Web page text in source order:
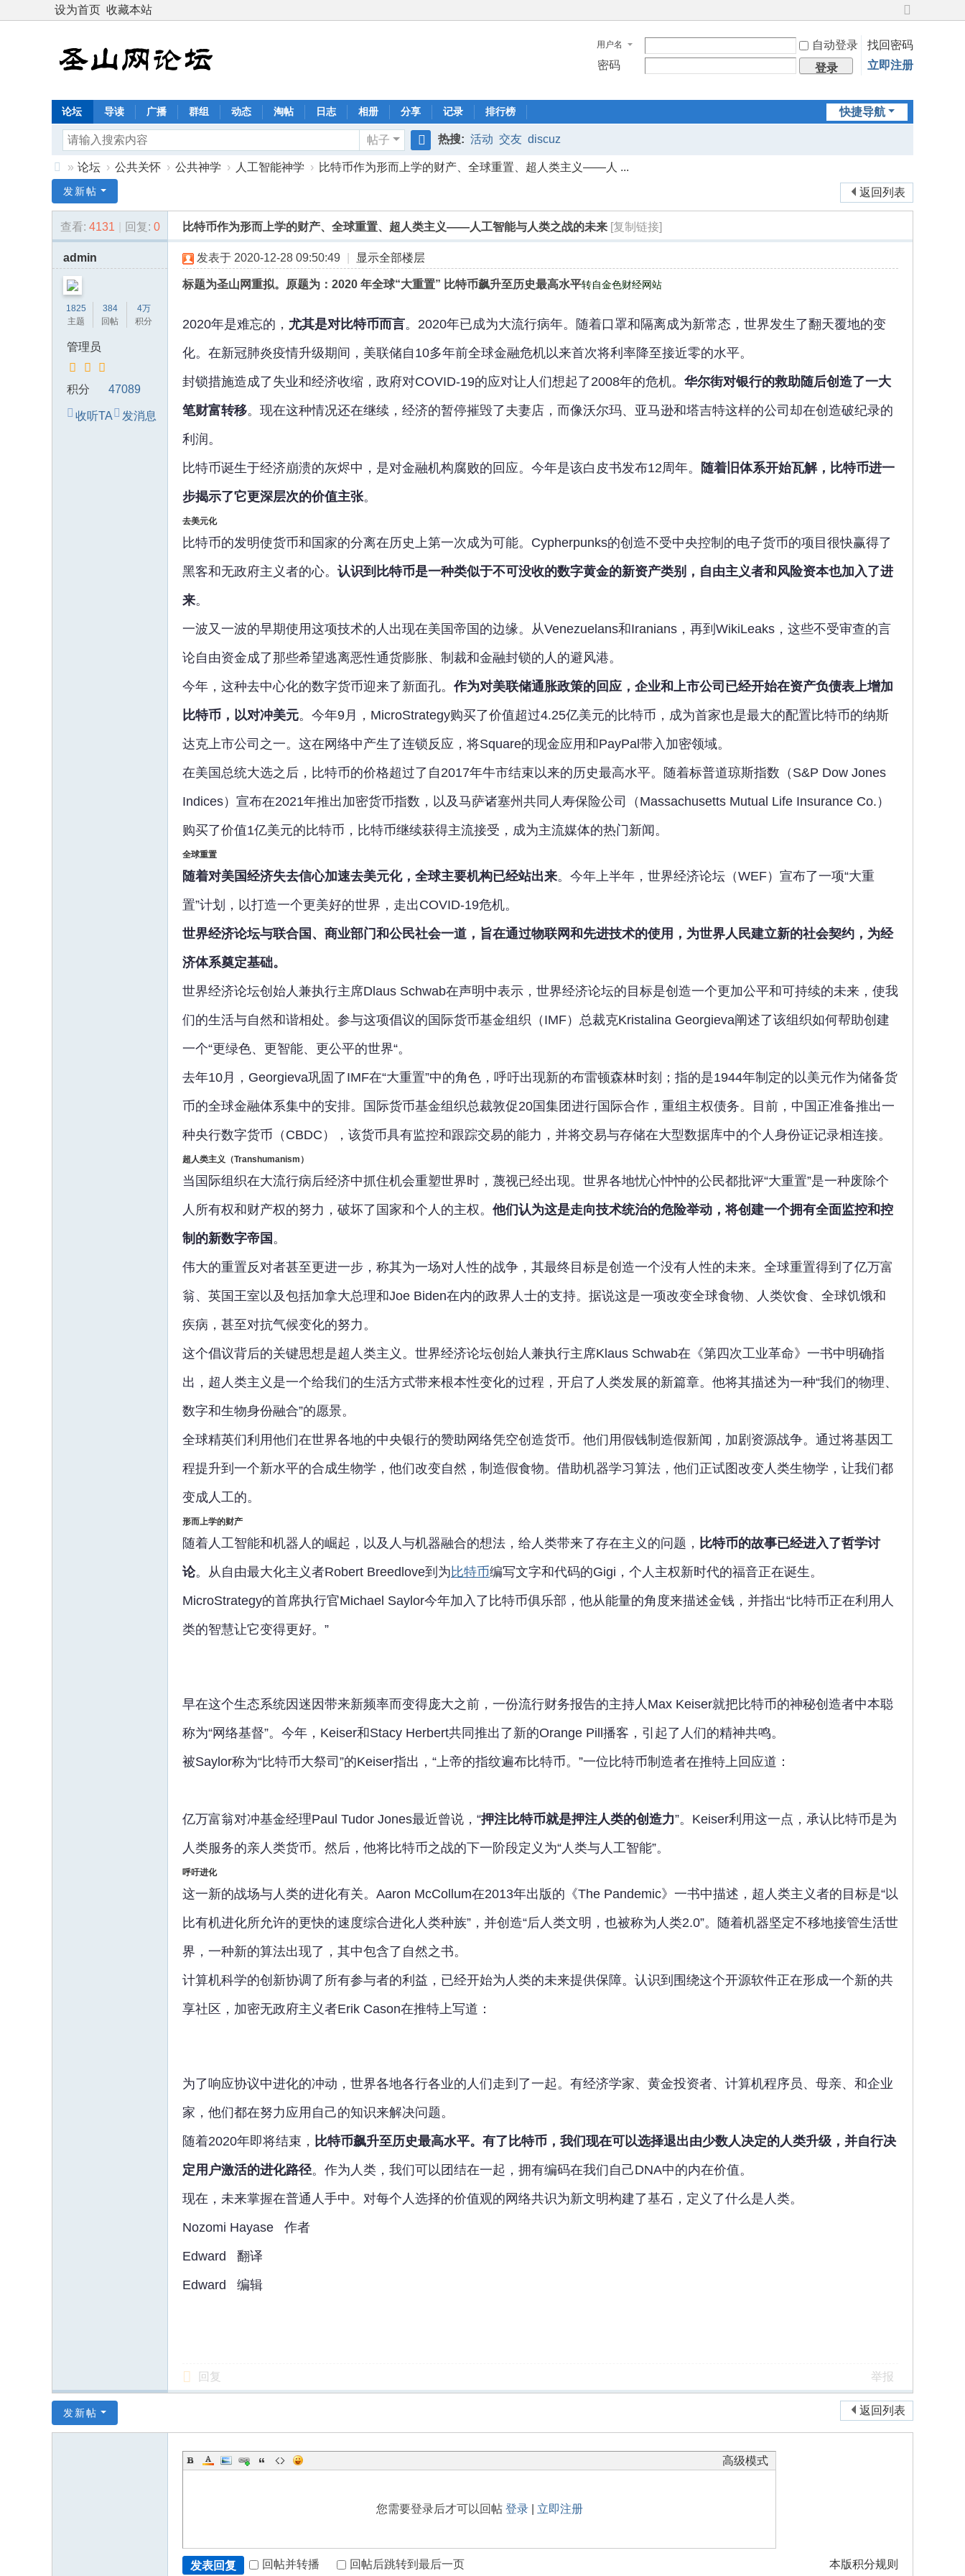
设为首页 收藏本站
切
换
到
宽
版
用户名 自动登录
找回密码
密码
登录 立即注册
快捷导航
论坛 导读 广播 群组 动态 淘帖 日志 相册 分享 记录 排行榜
帖子
搜
热搜: 活动 交友 discuz
山
网
坛
» 论坛 › 公共关怀 › 公共神学 › 人工智能神学 › 比特币作为形而上学的财产、全球重置、超人类主义——人 ...
返回列表
发新帖
查看: 4131 回复: 0 比特币作为形而上学的财产、全球重置、超人类主义——人工智能与人类之战的未来 [复制链接]
admin
1825
主题
384
回帖
4万
积分
管理员
积分 47089
收听TA 发消息
发表于 2020-12-28 09:50:49 显示全部楼层
标题为圣山网重拟。 原题为：2020 年全球“大重置” 比特币飙升至历史最高水平转自金色财经网站
2020年是难忘的， 尤其是对比特币而言。2020年已成为大流行病年。随着口罩和隔离成为新常态，世界发生了翻天覆地的变
化。在新冠肺炎疫情升级期间，美联储自10多年前全球金融危机以来首次将利率降至接近零的水平。
封锁措施造成了失业和经济收缩，政府对COVID-19的应对让人们想起了2008年的危机。 华尔街对银行的救助随后创造了一大
笔财富转移。现在这种情况还在继续，经济的暂停摧毁了夫妻店，而像沃尔玛、亚马逊和塔吉特这样的公司却在创造破纪录的
利润。
比特币诞生于经济崩溃的灰烬中，是对金融机构腐败的回应。今年是该白皮书发布12周年。 随着旧体系开始瓦解，比特币进一
步揭示了它更深层次的价值主张。
去美元化
比特币的发明使货币和国家的分离在历史上第一次成为可能。Cypherpunks的创造不受中央控制的电子货币的项目很快赢得了
黑客和无政府主义者的心。 认识到比特币是一种类似于不可没收的数字黄金的新资产类别，自由主义者和风险资本也加入了进
来。
一波又一波的早期使用这项技术的人出现在美国帝国的边缘。从Venezuelans和Iranians，再到WikiLeaks，这些不受审查的言
论自由资金成了那些希望逃离恶性通货膨胀、制裁和金融封锁的人的避风港。
今年，这种去中心化的数字货币迎来了新面孔。作为对美联储通胀政策的回应，企业和上市公司已经开始在资产负债表上增加
比特币，以对冲美元。今年9月，MicroStrategy购买了价值超过4.25亿美元的比特币，成为首家也是最大的配置比特币的纳斯
达克上市公司之一。这在网络中产生了连锁反应，将Square的现金应用和PayPal带入加密领域。
在美国总统大选之后，比特币的价格超过了自2017年牛市结束以来的历史最高水平。随着标普道琼斯指数（S&P Dow Jones
Indices）宣布在2021年推出加密货币指数，以及马萨诸塞州共同人寿保险公司（Massachusetts Mutual Life Insurance Co.）
购买了价值1亿美元的比特币，比特币继续获得主流接受，成为主流媒体的热门新闻。
全球重置
随着对美国经济失去信心加速去美元化，全球主要机构已经站出来。今年上半年，世界经济论坛（WEF）宣布了一项“大重
置”计划，以打造一个更美好的世界，走出COVID-19危机。
世界经济论坛与联合国、商业部门和公民社会一道，旨在通过物联网和先进技术的使用，为世界人民建立新的社会契约，为经
济体系奠定基础。
世界经济论坛创始人兼执行主席Dlaus Schwab在声明中表示，世界经济论坛的目标是创造一个更加公平和可持续的未来，使我
们的生活与自然和谐相处。参与这项倡议的国际货币基金组织（IMF）总裁克Kristalina Georgieva阐述了该组织如何帮助创建
一个“更绿色、更智能、更公平的世界“。
去年10月，Georgieva巩固了IMF在“大重置”中的角色，呼吁出现新的布雷顿森林时刻；指的是1944年制定的以美元作为储备货
币的全球金融体系集中的安排。国际货币基金组织总裁敦促20国集团进行国际合作，重组主权债务。目前，中国正准备推出一
种央行数字货币（CBDC），该货币具有监控和跟踪交易的能力，并将交易与存储在大型数据库中的个人身份证记录相连接。
超人类主义（Transhumanism ）
当国际组织在大流行病后经济中抓住机会重塑世界时，蔑视已经出现。世界各地忧心忡忡的公民都批评“大重置”是一种废除个
人所有权和财产权的努力，破坏了国家和个人的主权。 他们认为这是走向技术统治的危险举动，将创建一个拥有全面监控和控
制的新数字帝国 。
伟大的重置反对者甚至更进一步，称其为一场对人性的战争，其最终目标是创造一个没有人性的未来。全球重置得到了亿万富
翁、英国王室以及包括加拿大总理和Joe Biden在内的政界人士的支持。据说这是一项改变全球食物、人类饮食、全球饥饿和
疾病，甚至对抗气候变化的努力。
这个倡议背后的关键思想是超人类主义。世界经济论坛创始人兼执行主席Klaus Schwab在《第四次工业革命》一书中明确指
出，超人类主义是一个给我们的生活方式带来根本性变化的过程，开启了人类发展的新篇章。他将其描述为一种“我们的物理、
数字和生物身份融合”的愿景。
全球精英们利用他们在世界各地的中央银行的赞助网络凭空创造货币。他们用假钱制造假新闻，加剧资源战争。通过将基因工
程提升到一个新水平的合成生物学，他们改变自然，制造假食物。借助机器学习算法，他们正试图改变人类生物学，让我们都
变成人工的。
形而上学的财产
随着人工智能和机器人的崛起，以及人与机器融合的想法，给人类带来了存在主义的问题， 比特币的故事已经进入了哲学讨
论。从自由最大化主义者Robert Breedlove到为 比特币编写文字和代码的Gigi，个人主权新时代的福音正在诞生。
MicroStrategy的首席执行官Michael Saylor今年加入了比特币俱乐部，他从能量的角度来描述金钱，并指出“比特币正在利用人
类的智慧让它变得更好。”
早在这个生态系统因迷因带来新频率而变得庞大之前，一份流行财务报告的主持人Max Keiser就把比特币的神秘创造者中本聪
称为“网络基督”。今年，Keiser和Stacy Herbert共同推出了新的Orange Pill播客，引起了人们的精神共鸣。
被Saylor称为“比特币大祭司”的Keiser指出，“上帝的指纹遍布比特币。”一位比特币制造者在推特上回应道：
亿万富翁对冲基金经理Paul Tudor Jones最近曾说，“押注比特币就是押注人类的创造力”。Keiser利用这一点，承认比特币是为
人类服务的亲人类货币。然后，他将比特币之战的下一阶段定义为“人类与人工智能”。
呼吁进化
这一新的战场与人类的进化有关。Aaron McCollum在2013年出版的《The Pandemic》一书中描述，超人类主义者的目标是“以
比有机进化所允许的更快的速度综合进化人类种族”，并创造“后人类文明，也被称为人类2.0”。随着机器坚定不移地接管生活世
界，一种新的算法出现了，其中包含了自然之书。
计算机科学的创新协调了所有参与者的利益，已经开始为人类的未来提供保障。认识到围绕这个开源软件正在形成一个新的共
享社区，加密无政府主义者Erik Cason在推特上写道：
为了响应协议中进化的冲动，世界各地各行各业的人们走到了一起。有经济学家、黄金投资者、计算机程序员、母亲、和企业
家，他们都在努力应用自己的知识来解决问题。
随着2020年即将结束， 比特币飙升至历史最高水平。有了比特币，我们现在可以选择退出由少数人决定的人类升级，并自行决
定用户激活的进化路径。作为人类，我们可以团结在一起，拥有编码在我们自己DNA中的内在价值。
现在，未来掌握在普通人手中。对每个人选择的价值观的网络共识为新文明构建了基石，定义了什么是人类。
Nozomi Hayase 作者
Edward 翻译
Edward 编辑
回复 举报
返回列表
发新帖
高级模式
您需要登录后才可以回帖 登录| 立即注册
本版积分规则
发表回复 回帖并转播 回帖后跳转到最后一页